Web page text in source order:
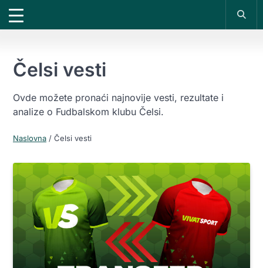
Čelsi vesti
Ovde možete pronaći najnovije vesti, rezultate i
analize o Fudbalskom klubu Čelsi.
Naslovna / Čelsi vesti